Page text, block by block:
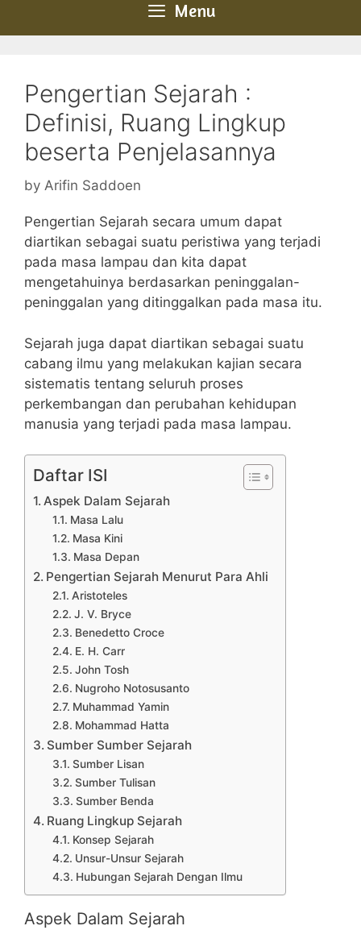
Menu
Pengertian Sejarah :
Definisi, Ruang Lingkup
beserta Penjelasannya
by Arifin Saddoen
Pengertian Sejarah secara umum dapat
diartikan sebagai suatu peristiwa yang terjadi
pada masa lampau dan kita dapat
mengetahuinya berdasarkan peninggalan-
peninggalan yang ditinggalkan pada masa itu.
Sejarah juga dapat diartikan sebagai suatu
cabang ilmu yang melakukan kajian secara
sistematis tentang seluruh proses
perkembangan dan perubahan kehidupan
manusia yang terjadi pada masa lampau.
Daftar ISI
Aspek Dalam Sejarah
Masa Lalu
Masa Kini
Masa Depan
Pengertian Sejarah Menurut Para Ahli
Aristoteles
J. V. Bryce
Benedetto Croce
E. H. Carr
John Tosh
Nugroho Notosusanto
Muhammad Yamin
Mohammad Hatta
Sumber Sumber Sejarah
Sumber Lisan
Sumber Tulisan
Sumber Benda
Ruang Lingkup Sejarah
Konsep Sejarah
Unsur-Unsur Sejarah
Hubungan Sejarah Dengan Ilmu
Aspek Dalam Sejarah